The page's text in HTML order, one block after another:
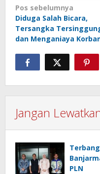
Navigasi
pos
Pos sebelumnya
Diduga Salah Bicara,
Tersangka
dan Menganiaya
Jangan
PLN